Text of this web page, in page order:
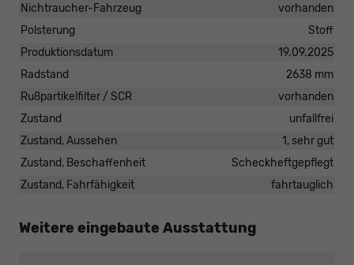
Nichtraucher-Fahrzeug
vorhanden
Polsterung
Stoff
Produktionsdatum
19.09.2025
Radstand
2638 mm
Rußpartikelfilter / SCR
vorhanden
Zustand
unfallfrei
Zustand, Aussehen
1, sehr gut
Zustand, Beschaffenheit
Scheckheftgepflegt
Zustand, Fahrfähigkeit
fahrtauglich
Weitere eingebaute Ausstattung